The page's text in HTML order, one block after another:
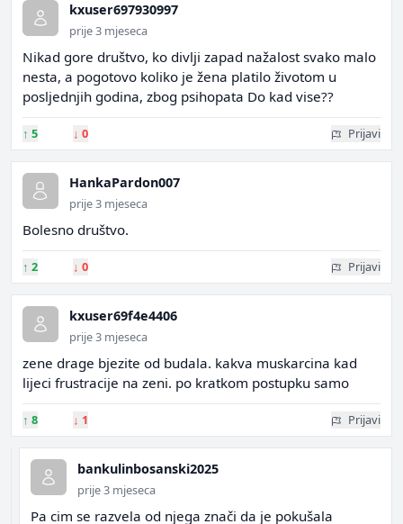
kxuser697930997
prije 3 mjeseca
Nikad gore društvo, ko divlji zapad nažalost svako malo
nesta, a pogotovo koliko je žena platilo životom u
posljednjih godina, zbog psihopata Do kad vise??
↑ 5 ↓ 0 Prijavi
HankaPardon007
prije 3 mjeseca
Bolesno društvo.
↑ 2 ↓ 0 Prijavi
kxuser69f4e4406
prije 3 mjeseca
zene drage bjezite od budala. kakva muskarcina kad
lijeci frustracije na zeni. po kratkom postupku samo
↑ 8 ↓ 1 Prijavi
bankulinbosanski2025
prije 3 mjeseca
Pa cim se razvela od njega znači da je pokušala